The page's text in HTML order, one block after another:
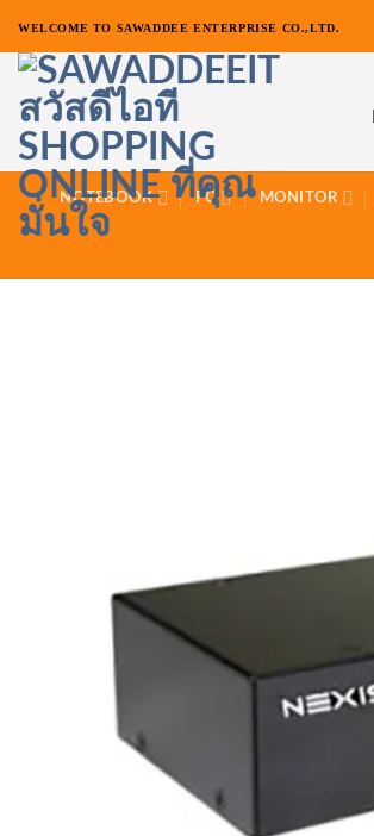
ยัง
เนื้อหา
WELCOME TO SAWADDEE ENTERPRISE CO.,LTD.
NOTEBOOK PC MONITOR